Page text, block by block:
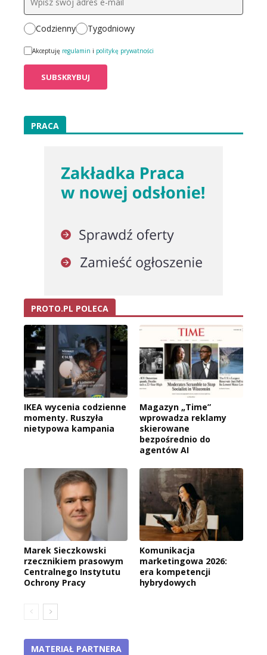
Codzienny Tygodniowy
Akceptuję regulamin i politykę prywatności
PRACA
PROTO.PL POLECA
IKEA wycenia codzienne
momenty. Ruszyła
nietypowa kampania
Magazyn „Time”
wprowadza reklamy
skierowane
bezpośrednio do
agentów AI
Marek Sieczkowski
rzecznikiem prasowym
Centralnego Instytutu
Ochrony Pracy
Komunikacja
marketingowa 2026:
era kompetencji
hybrydowych
MATERIAŁ PARTNERA